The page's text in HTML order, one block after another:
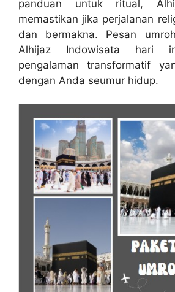
panduan untuk ritual,
memastikan jika perjalanan
dan bermakna. Pesan
Alhijaz Indowisata hari
pengalaman transformatif
dengan Anda seumur hidup.